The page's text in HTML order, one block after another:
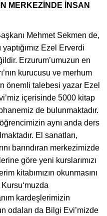
MERKEZİNDE İNSAN
Mehmet Sekmen de,
yaptığımız Ezel Erverdi
Erzurum’umuzun en
kurucusu ve merhum
önemli talebesi yazar Ezel
içerisinde 5000 kitap
de bulunmaktadır.
aynı anda ders
El sanatları,
barındıran merkezimizde
göre yeni kurslarımızı
kitabımızın okunmasını
kardeşlerimizin
odaları da Bilgi Evi’mizde